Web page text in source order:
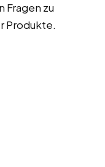
Fragen zu
Produkte.